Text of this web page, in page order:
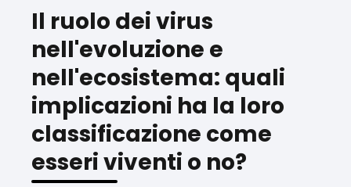
Il ruolo dei virus
nell'evoluzione e
nell'ecosistema: quali
implicazioni ha la loro
classificazione come
esseri viventi o no?